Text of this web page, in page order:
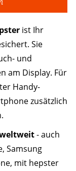
ist Ihr
Sie
und
am Display. Für
Handy-
zusätzlich
- auch
Samsung
mit hepster